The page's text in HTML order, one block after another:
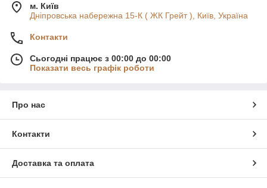
м. Київ
Дніпровська набережна 15-К ( ЖК Грейт ), Київ, Україна
Контакти
Сьогодні працює з 00:00 до 00:00
Показати весь графік роботи
Про нас
Контакти
Доставка та оплата